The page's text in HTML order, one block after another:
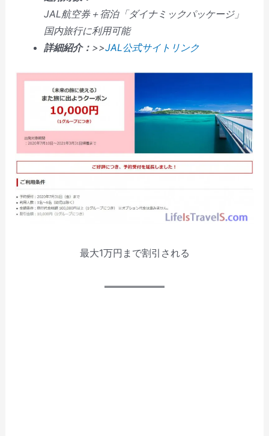
JAL航空券＋宿泊「ダイナミックパッケージ」
国内旅行に利用可能
詳細紹介： >>JAL公式サイトリンク
最大1万円まで割引される